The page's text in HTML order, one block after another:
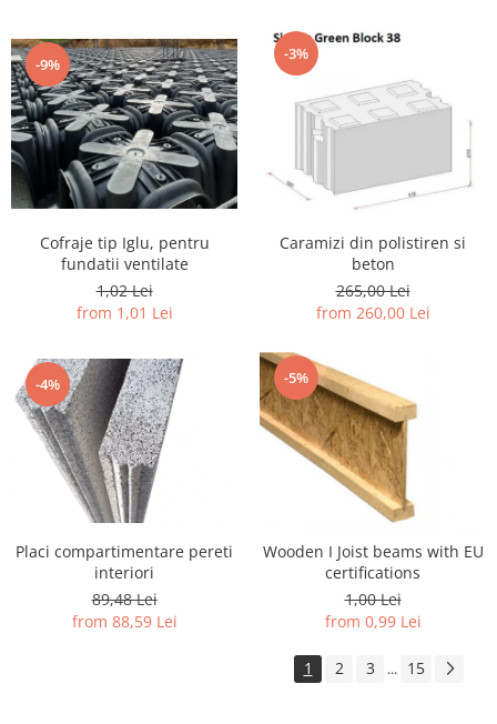
-9%
Cofraje tip Iglu, pentru
fundatii ventilate
1,02 Lei
from 1,01 Lei
-3%
Caramizi din polistiren si
beton
265,00 Lei
from 260,00 Lei
-4%
Placi compartimentare pereti
interiori
89,48 Lei
from 88,59 Lei
-5%
Wooden I Joist beams with EU
certifications
1,00 Lei
from 0,99 Lei
1 2 3 ... 15